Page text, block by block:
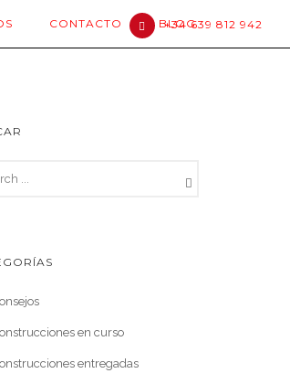
+34 639 812 942
CONTACTO BLOG
en curso
entregadas